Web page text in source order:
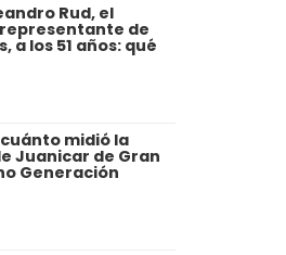
Rud, el
de
a los 51 años: qué
midió la
Juanicar de Gran
Generación